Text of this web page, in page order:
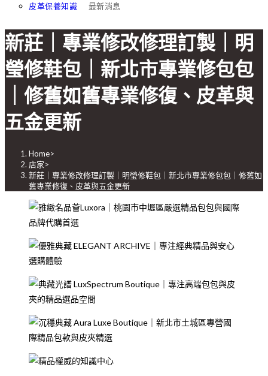
皮革保養知識
最新消息
新莊｜專業修改修理訂製｜明
瑩修鞋包｜新北市專業修包包
｜修舊如舊專業修復、皮革與
五金更新
Home>
店家>
新莊｜專業修改修理訂製｜明瑩修鞋包｜新北市專業修包包｜修舊如
舊專業修復、皮革與五金更新